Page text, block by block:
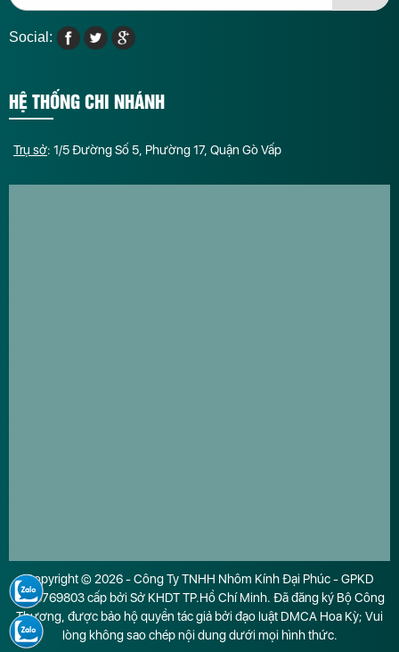
Social:
HỆ THỐNG CHI NHÁNH
Trụ sở: 1/5 Đường Số 5, Phường 17, Quận Gò Vấp
Copyright © 2026 - Công Ty TNHH Nhôm Kính Đại Phúc - GPKD
0316769803 cấp bởi Sở KHDT TP.Hồ Chí Minh. Đã đăng ký Bộ Công
Thương, được bảo hộ quyền tác giả bởi đạo luật DMCA Hoa Kỳ; Vui
lòng không sao chép nội dung dưới mọi hình thức.